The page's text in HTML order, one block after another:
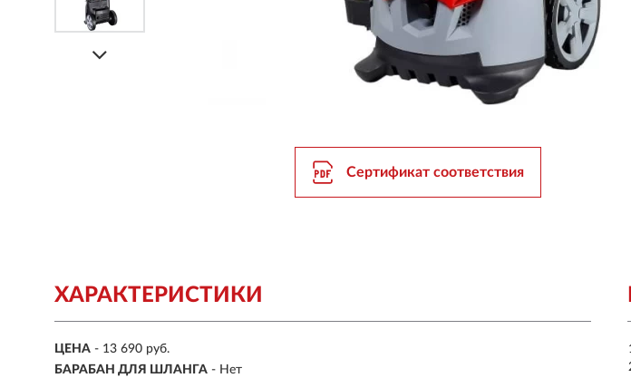
Сертификат соответствия
ХАРАКТЕРИСТИКИ
ЦЕНА - 13 690 руб.
БАРАБАН ДЛЯ ШЛАНГА - Нет